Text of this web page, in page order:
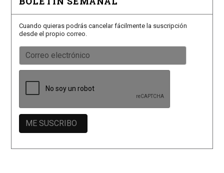
Cuando quieras podrás cancelar fácilmente la suscripción
desde el propio correo.